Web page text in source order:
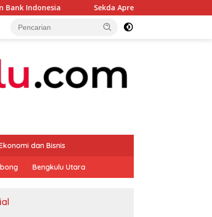
Sekda Apresiasi Inspektorat Provinsi Bengkulu
dan Bisnis
Bengkulu Utara